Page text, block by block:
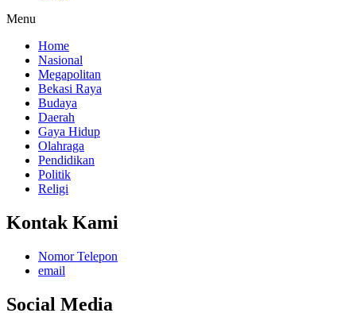
Menu
Home
Nasional
Megapolitan
Bekasi Raya
Budaya
Daerah
Gaya Hidup
Olahraga
Pendidikan
Politik
Religi
Kontak Kami
Nomor Telepon
email
Social Media